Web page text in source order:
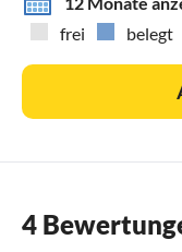
frei
belegt
4